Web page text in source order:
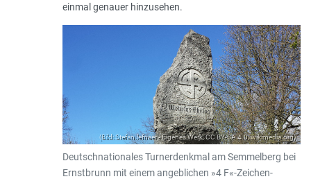
einmal genauer hinzusehen.
(Bild: Stefan.lefnaer - Eigenes Werk, CC BY-SA 4.0, wikimedia.org)
Deutschnationales Turnerdenkmal am Semmelberg bei
Ernstbrunn mit einem angeblichen »4 F«-Zeichen-